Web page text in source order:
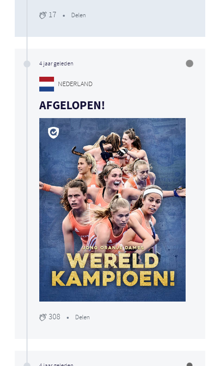
17 Delen
4 jaar geleden
NEDERLAND
AFGELOPEN!
308 Delen